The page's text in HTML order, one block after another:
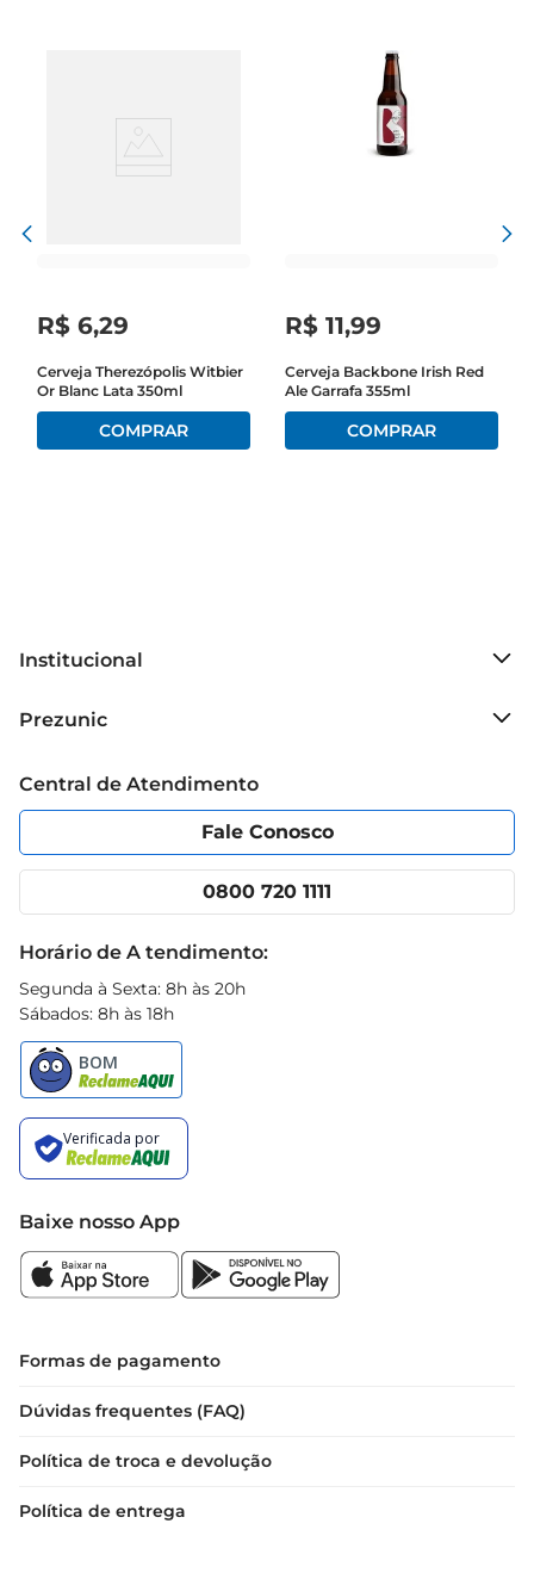
R$ 6,29
Cerveja Therezópolis Witbier
Or Blanc Lata 350ml
R$ 11,99
Cerveja Backbone Irish Red
Ale Garrafa 355ml
Institucional
Grupo Cencosud
Política de Privacidade
Portal do fornecedor
Cencosud Media
Prezunic
Código de Ética
App Prezunic
Central de Atendimento
Fale Conosco
0800 720 1111
Horário de A tendimento:
Segunda à Sexta: 8h às 20h
Sábados: 8h às 18h
Baixe nosso App
Formas de pagamento
Dúvidas frequentes (FAQ)
Política de troca e devolução
Política de entrega